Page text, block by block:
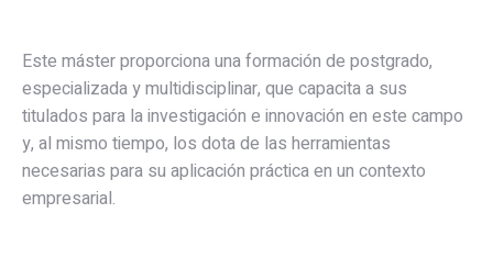
Este máster proporciona una formación de postgrado,
especializada y multidisciplinar, que capacita a sus
titulados para la investigación e innovación en este campo
y, al mismo tiempo, los dota de las herramientas
necesarias para su aplicación práctica en un contexto
empresarial.